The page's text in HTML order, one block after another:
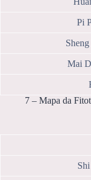
Pi
Mai
7 – Mapa da